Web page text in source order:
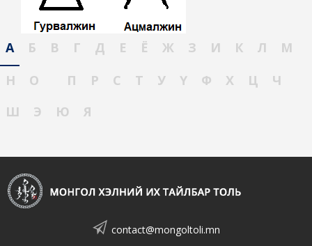
А Б В Г Д Е Ё Ж З И К Л
М
Н
О П Р С Т У Ү Ф Х Ц
Ч
Ш
Э Ю Я
contact@mongoltoli.mn